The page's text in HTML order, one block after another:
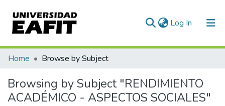
Log In (current)
Communities & Collections
All of DSpace
Home Browse by Subject
Browsing by Subject "RENDIMIENTO
ACADÉMICO - ASPECTOS SOCIALES"